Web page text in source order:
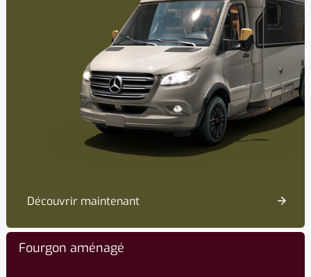
Découvrir maintenant
Fourgon aménagé